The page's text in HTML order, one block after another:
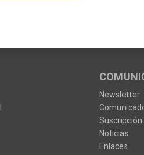
Newsletter
Noticias
Enlaces